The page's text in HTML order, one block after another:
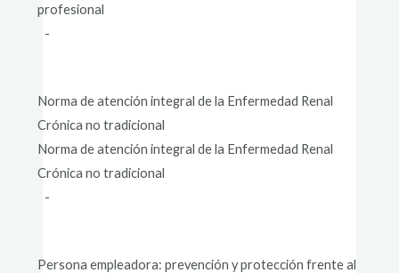
profesional
-
Norma de atención integral de la Enfermedad Renal
Crónica no tradicional
Norma de atención integral de la Enfermedad Renal
Crónica no tradicional
-
Persona empleadora: prevención y protección frente al